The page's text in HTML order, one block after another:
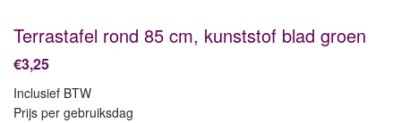
Terrastafel rond 85 cm, kunststof blad groen
€3,25
Inclusief BTW
Prijs per gebruiksdag